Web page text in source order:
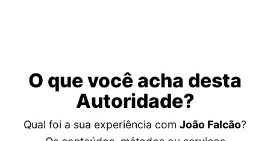
O que você acha desta
Autoridade?
Qual foi a sua experiência com João Falcão?